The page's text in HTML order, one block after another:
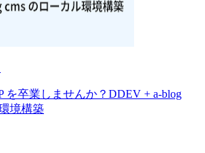
を卒業しませんか？DDEV + a-blog
境構築